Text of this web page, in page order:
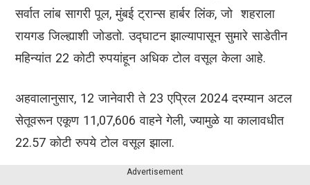
सर्वात लांब सागरी पूल, मुंबई ट्रान्स हार्बर लिंक, जो शहराला
रायगड जिल्ह्याशी जोडतो. उद्घाटन झाल्यापासून सुमारे साडेतीन
महिन्यांत 22 कोटी रुपयांहून अधिक टोल वसूल केला आहे.
अहवालानुसार, 12 जानेवारी ते 23 एप्रिल 2024 दरम्यान अटल
सेतूवरून एकूण 11,07,606 वाहने गेली, ज्यामुळे या कालावधीत
22.57 कोटी रुपये टोल वसूल झाला.
Advertisement